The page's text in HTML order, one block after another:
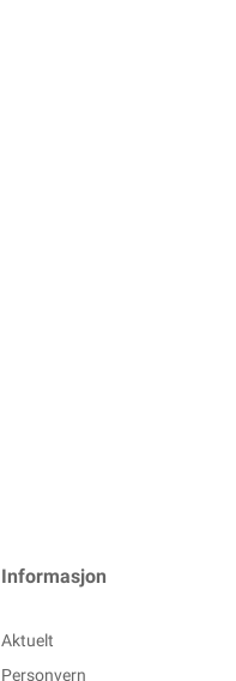
Informasjon
Aktuelt
Personvern